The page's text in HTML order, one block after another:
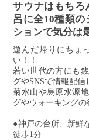
サウナはもちろ
呂に全10種類
ションで気分は
遊んだ帰りにちょ
い！！
若い世代の方にも
グやSNSで情報配信
菊水山や烏原水源
グやウォーキングの
●神戸の台所、新鮮
徒歩1分